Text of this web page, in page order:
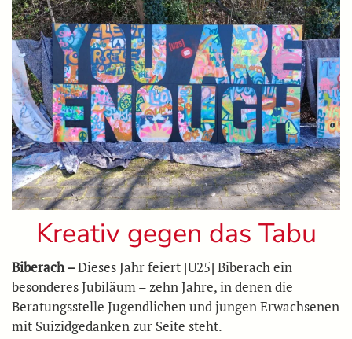
Kreativ gegen das Tabu
Biberach –Dieses Jahr feiert [U25] Biberach ein
besonderes Jubiläum – zehn Jahre, in denen die
Beratungsstelle Jugendlichen und jungen Erwachsenen
mit Suizidgedanken zur Seite steht.